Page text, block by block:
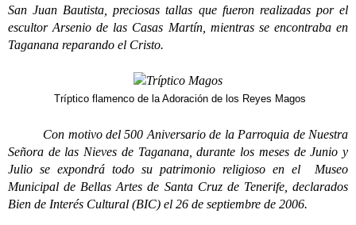
San Juan Bautista, preciosas tallas que fueron realizadas por el
escultor Arsenio de las Casas Martín, mientras se encontraba en
Taganana reparando el Cristo.
Tríptico flamenco de la Adoración de los Reyes Magos
Con motivo del 500 Aniversario de la Parroquia de Nuestra
Señora de las Nieves de Taganana, durante los meses de Junio y
Julio se expondrá todo su patrimonio religioso en el Museo
Municipal de Bellas Artes de Santa Cruz de Tenerife, declarados
Bien de Interés Cultural (BIC) el 26 de septiembre de 2006.